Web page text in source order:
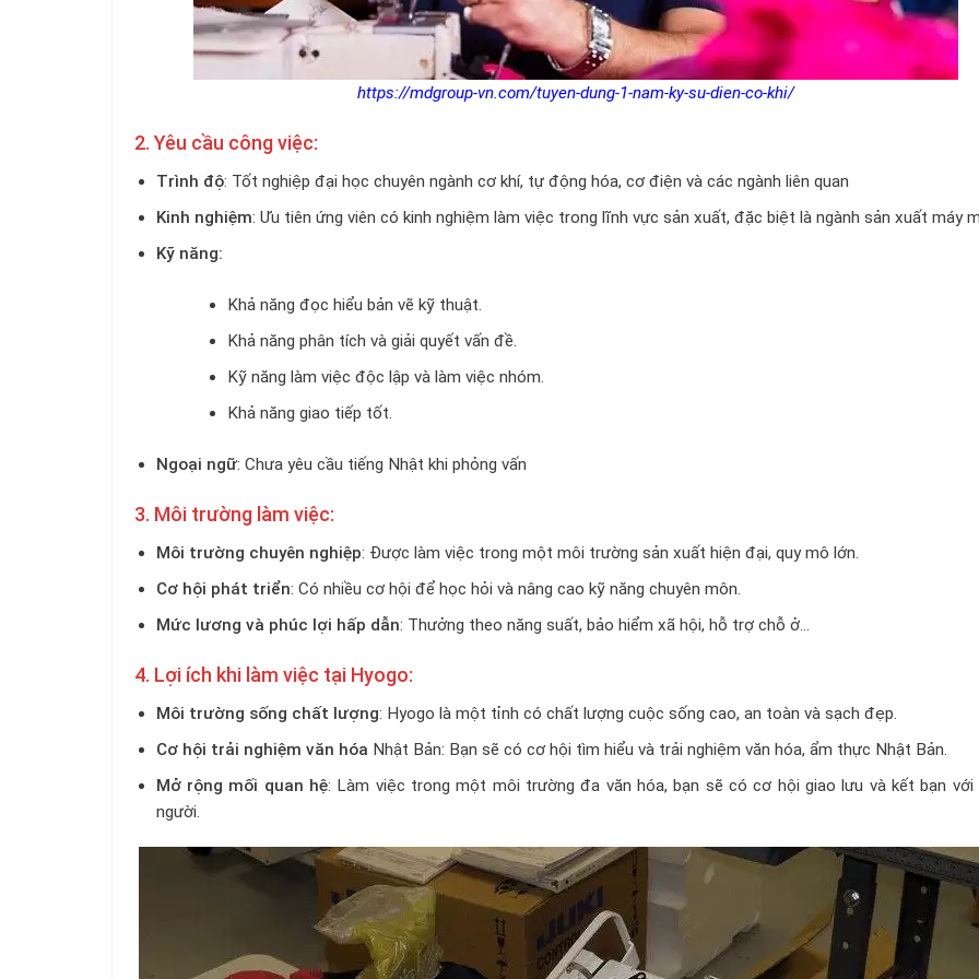
https://mdgroup-vn.com/tuyen-dung-1-nam-ky-su-dien-co-khi/
2. Yêu cầu công việc:
Trình độ: Tốt nghiệp đại học chuyên ngành cơ khí, tự động hóa, cơ điện và các ngành liên quan
Kinh nghiệm: Ưu tiên ứng viên có kinh nghiệm làm việc trong lĩnh vực sản xuất, đặc biệt là ngành sản xuất máy
Kỹ năng:
Khả năng đọc hiểu bản vẽ kỹ thuật.
Khả năng phân tích và giải quyết vấn đề.
Kỹ năng làm việc độc lập và làm việc nhóm.
Khả năng giao tiếp tốt.
Ngoại ngữ: Chưa yêu cầu tiếng Nhật khi phỏng vấn
3. Môi trường làm việc:
Môi trường chuyên nghiệp: Được làm việc trong một môi trường sản xuất hiện đại, quy mô lớn.
Cơ hội phát triển: Có nhiều cơ hội để học hỏi và nâng cao kỹ năng chuyên môn.
Mức lương và phúc lợi hấp dẫn: Thưởng theo năng suất, bảo hiểm xã hội, hỗ trợ chỗ ở…
4. Lợi ích khi làm việc tại Hyogo:
Môi trường sống chất lượng: Hyogo là một tỉnh có chất lượng cuộc sống cao, an toàn và sạch đẹp.
Cơ hội trải nghiệm văn hóa Nhật Bản: Bạn sẽ có cơ hội tìm hiểu và trải nghiệm văn hóa, ẩm thực Nhật Bản.
Mở rộng mối quan hệ: Làm việc trong một môi trường đa văn hóa, bạn sẽ có cơ hội giao lưu và kết bạn với
người.